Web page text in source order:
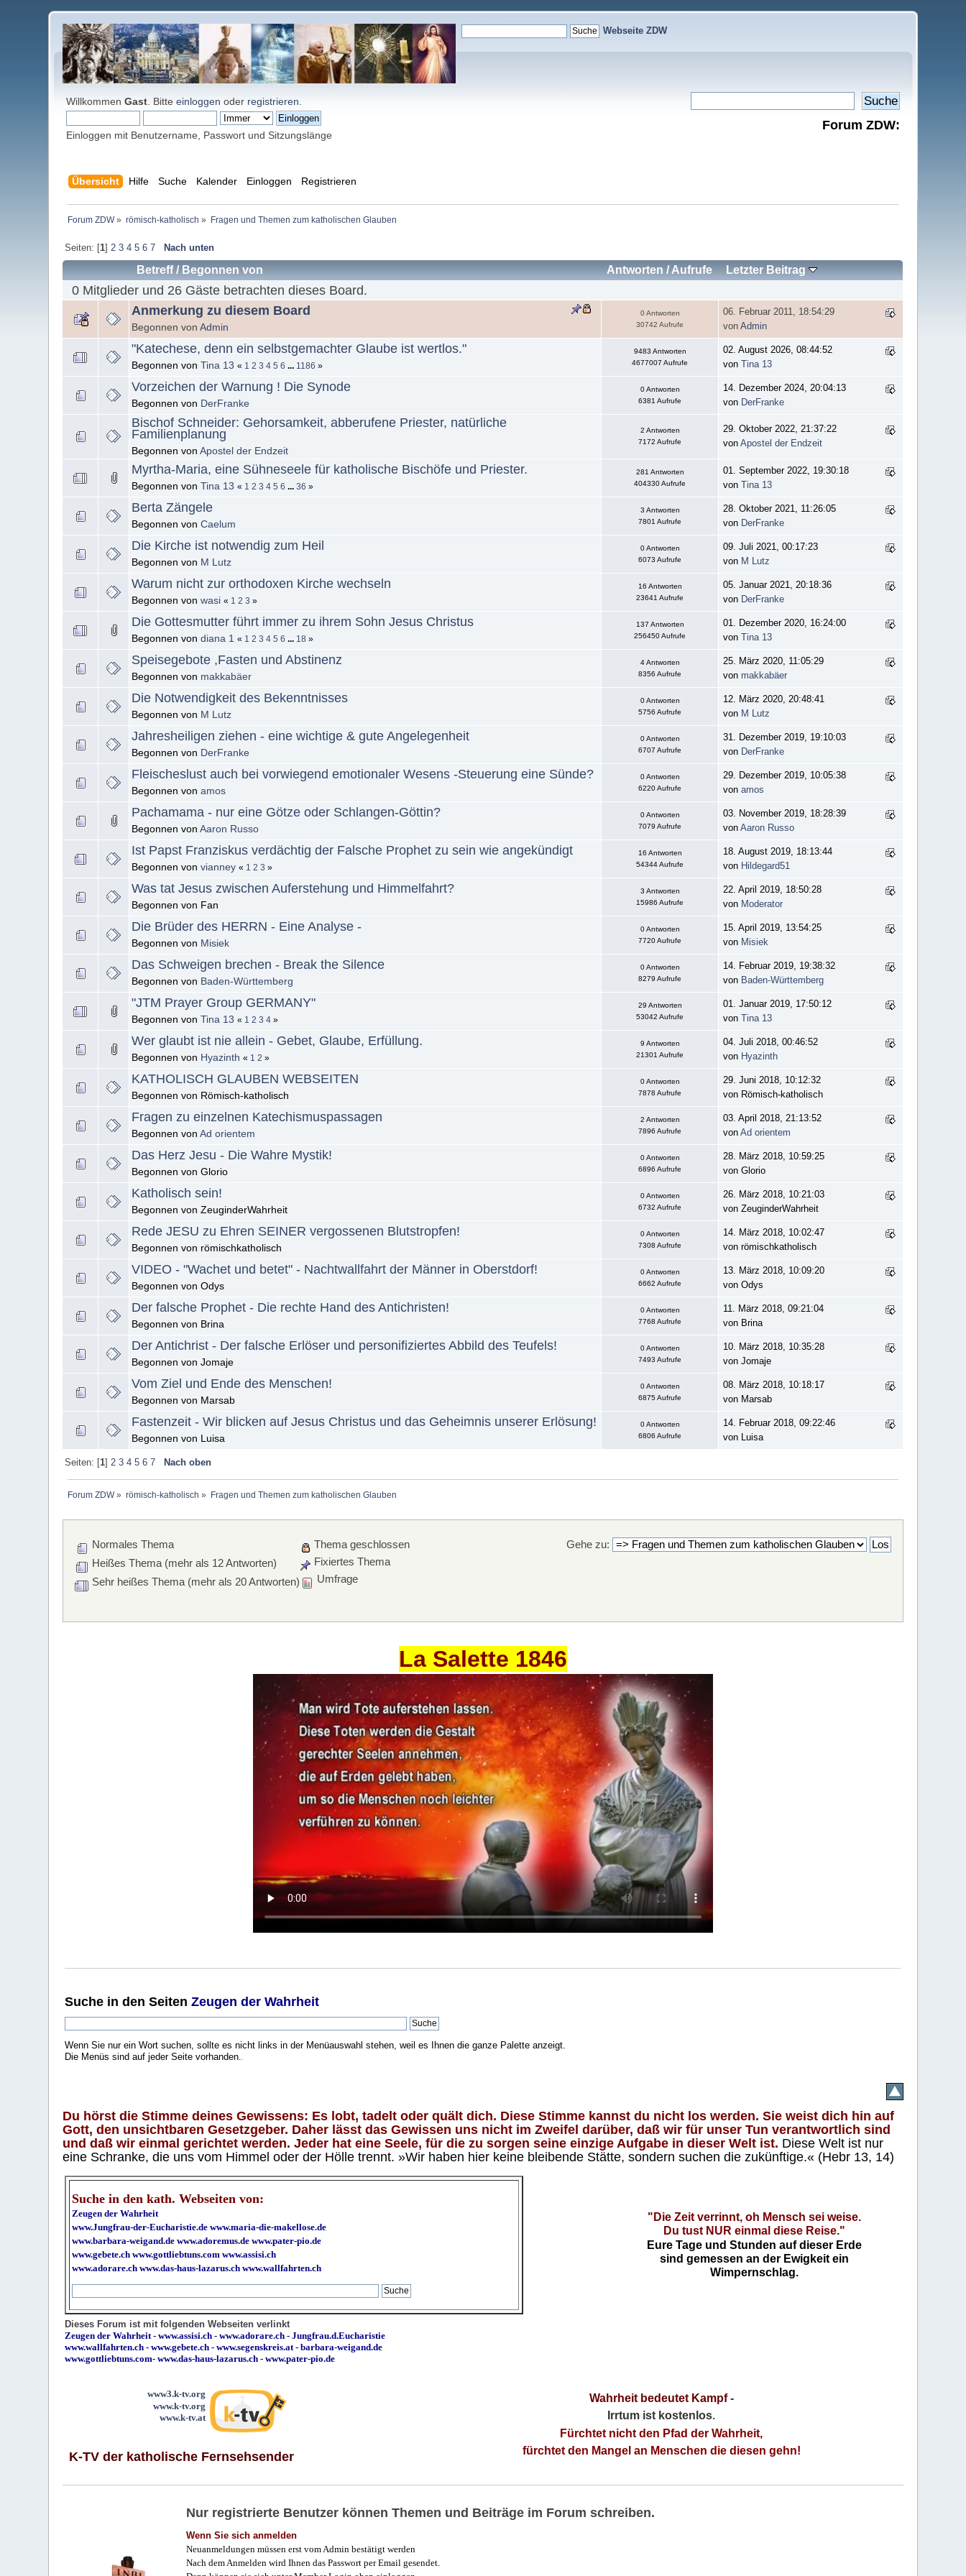
Webseite ZDW
WillkommenGast . Bitteeinloggen oder registrieren
Einloggen mit Benutzername, Passwort und Sitzungslänge
Forum ZDW:
Übersicht Hilfe Suche Kalender Einloggen Registrieren
Forum ZDW» römisch-katholisch » Fragen und Themen zum katholischen Glauben
Seiten: [1] 2 3 4 5 6 7 Nach unten
Betreff/ Begonnen von Antworten /Aufrufe Letzter Beitrag
0 Mitglieder und 26 Gäste betrachten dieses Board.
Anmerkung zu diesem Board
Begonnen vonAdmin
0 Antworten
30742 Aufrufe
06. Februar 2011, 18:54:29
vonAdmin
"Katechese, denn ein selbstgemachter Glaube ist wertlos."
Begonnen vonTina 13 « 1 2 3 4 5 6 ... 1186 »
9483 Antworten
4677007 Aufrufe
02. August 2026, 08:44:52
vonTina 13
Vorzeichen der Warnung ! Die Synode
Begonnen von DerFranke
0 Antworten
6381 Aufrufe
14. Dezember 2024, 20:04:13
von DerFranke
Bischof Schneider: Gehorsamkeit, abberufene Priester, natürliche
Familienplanung
Begonnen vonApostel der Endzeit
2 Antworten
7172 Aufrufe
29. Oktober 2022, 21:37:22
vonApostel der Endzeit
Myrtha-Maria, eine Sühneseele für katholische Bischöfe und Priester.
Begonnen vonTina 13 « 1 2 3 4 5 6 ...36 »
281 Antworten
404330 Aufrufe
01. September 2022, 19:30:18
vonTina 13
Berta Zängele
Begonnen vonCaelum
3 Antworten
7801 Aufrufe
28. Oktober 2021, 11:26:05
von DerFranke
Die Kirche ist notwendig zum Heil
Begonnen von M Lutz
0 Antworten
6073 Aufrufe
09. Juli 2021, 00:17:23
von M Lutz
Warum nicht zur orthodoxen Kirche wechseln
Begonnen vonwasi « 1 2 3 »
16 Antworten
23641 Aufrufe
05. Januar 2021, 20:18:36
von DerFranke
Die Gottesmutter führt immer zu ihrem Sohn Jesus Christus
Begonnen vondiana 1 « 1 2 3 4 5 6 ... 18 »
137 Antworten
256450 Aufrufe
01. Dezember 2020, 16:24:00
vonTina 13
Speisegebote ,Fasten und Abstinenz
Begonnen von makkabäer
4 Antworten
8356 Aufrufe
25. März 2020, 11:05:29
von makkabäer
Die Notwendigkeit des Bekenntnisses
Begonnen von M Lutz
0 Antworten
5756 Aufrufe
12. März 2020, 20:48:41
von M Lutz
Jahresheiligen ziehen - eine wichtige & gute Angelegenheit
Begonnen von DerFranke
0 Antworten
6707 Aufrufe
31. Dezember 2019, 19:10:03
von DerFranke
Fleischeslust auch bei vorwiegend emotionaler Wesens -Steuerung eine Sünde?
Begonnen vonamos
0 Antworten
6220 Aufrufe
29. Dezember 2019, 10:05:38
vonamos
Pachamama - nur eine Götze oder Schlangen-Göttin?
Begonnen vonAaron Russo
0 Antworten
7079 Aufrufe
03. November 2019, 18:28:39
vonAaron Russo
Ist Papst Franziskus verdächtig der Falsche Prophet zu sein wie angekündigt
Begonnen vonvianney « 1 2 3 »
16 Antworten
54344 Aufrufe
18. August 2019, 18:13:44
von Hildegard51
Was tat Jesus zwischen Auferstehung und Himmelfahrt?
Begonnen von Fan
3 Antworten
15986 Aufrufe
22. April 2019, 18:50:28
von Moderator
Die Brüder des HERRN - Eine Analyse -
Begonnen von Misiek
0 Antworten
7720 Aufrufe
15. April 2019, 13:54:25
von Misiek
Das Schweigen brechen - Break the Silence
Begonnen von Baden-Württemberg
0 Antworten
8279 Aufrufe
14. Februar 2019, 19:38:32
von Baden-Württemberg
"JTM Prayer Group GERMANY"
Begonnen vonTina 13 « 1 2 3 4 »
29 Antworten
53042 Aufrufe
01. Januar 2019, 17:50:12
vonTina 13
Wer glaubt ist nie allein - Gebet, Glaube, Erfüllung.
Begonnen von Hyazinth « 1 2 »
9 Antworten
21301 Aufrufe
04. Juli 2018, 00:46:52
von Hyazinth
KATHOLISCH GLAUBEN WEBSEITEN
Begonnen von Römisch-katholisch
0 Antworten
7878 Aufrufe
29. Juni 2018, 10:12:32
von Römisch-katholisch
Fragen zu einzelnen Katechismuspassagen
Begonnen vonAd orientem
2 Antworten
7896 Aufrufe
03. April 2018, 21:13:52
vonAd orientem
Das Herz Jesu - Die Wahre Mystik!
Begonnen von Glorio
0 Antworten
6896 Aufrufe
28. März 2018, 10:59:25
von Glorio
Katholisch sein!
Begonnen von ZeuginderWahrheit
0 Antworten
6732 Aufrufe
26. März 2018, 10:21:03
von ZeuginderWahrheit
Rede JESU zu Ehren SEINER vergossenen Blutstropfen!
Begonnen von römischkatholisch
0 Antworten
7308 Aufrufe
14. März 2018, 10:02:47
von römischkatholisch
VIDEO - "Wachet und betet" - Nachtwallfahrt der Männer in Oberstdorf!
Begonnen von Odys
0 Antworten
6662 Aufrufe
13. März 2018, 10:09:20
von Odys
Der falsche Prophet - Die rechte Hand des Antichristen!
Begonnen von Brina
0 Antworten
7768 Aufrufe
11. März 2018, 09:21:04
von Brina
Der Antichrist - Der falsche Erlöser und personifiziertes Abbild des Teufels!
Begonnen von Jomaje
0 Antworten
7493 Aufrufe
10. März 2018, 10:35:28
von Jomaje
Vom Ziel und Ende des Menschen!
Begonnen von Marsab
0 Antworten
6875 Aufrufe
08. März 2018, 10:18:17
von Marsab
Fastenzeit - Wir blicken auf Jesus Christus und das Geheimnis unserer Erlösung!
Begonnen von Luisa
0 Antworten
6806 Aufrufe
14. Februar 2018, 09:22:46
von Luisa
Seiten: [1] 2 3 4 5 6 7 Nach oben
Forum ZDW» römisch-katholisch » Fragen und Themen zum katholischen Glauben
Gehe zu:
Normales Thema
Heißes Thema (mehr als 12 Antworten)
Sehr heißes Thema (mehr als 20 Antworten)
Thema geschlossen
Fixiertes Thema
Umfrage
La Salette 1846
Suche in den SeitenZeugen der Wahrheit
Wenn Sie nur ein Wort suchen, sollte es nicht links in der Menüauswahl stehen, weil es Ihnen die ganze Palette anzeigt.
Die Menüs sind auf jeder Seite vorhanden.
Du hörst die Stimme deines Gewissens: Es lobt, tadelt oder quält dich. Diese Stimme kannst du nicht los werden. Sie weist dich hin auf
Gott, den unsichtbaren Gesetzgeber. Daher lässt das Gewissen uns nicht im Zweifel darüber, daß wir für unser Tun verantwortlich sind
und daß wir einmal gerichtet werden. Jeder hat eine Seele, für die zu sorgen seine einzige Aufgabe in dieser Welt ist. Diese Welt ist nur
eine Schranke, die uns vom Himmel oder der Hölle trennt. »Wir haben hier keine bleibende Stätte, sondern suchen die zukünftige.« (Hebr 13, 14)
Suche in den kath. Webseiten von:
Zeugen der Wahrheit
www.Jungfrau-der-Eucharistie.de www.maria-die-makellose.de
www.barbara-weigand.de www.adoremus.de www.pater-pio.de
www.gebete.ch www.gottliebtuns.com www.assisi.ch
www.adorare.ch www.das-haus-lazarus.ch www.wallfahrten.ch
"Die Zeit verrinnt, oh Mensch sei weise.
Du tust NUR einmal diese Reise."
Eure Tage und Stunden auf dieser Erde
sind gemessen an der Ewigkeit ein
Wimpernschlag.
Dieses Forum ist mit folgenden Webseiten verlinkt
Zeugen der Wahrheit -www.assisi.ch -www.adorare.ch -Jungfrau.d.Eucharistie
www.wallfahrten.ch -www.gebete.ch -www.segenskreis.at -barbara-weigand.de
www.gottliebtuns.com-www.das-haus-lazarus.ch - www.pater-pio.de
www3.k-tv.org
www.k-tv.org
www.k-tv.at
K-TV der katholische Fernsehsender
Wahrheit bedeutet Kampf-
Irrtum ist kostenlos.
Fürchtet nicht den Pfad der Wahrheit,
fürchtet den Mangel an Menschen die diesen gehn!
Nur registrierte Benutzer können Themen und Beiträge im Forum schreiben.
Wenn Sie sich anmelden
Neuanmeldungen müssen erst vom Admin bestätigt werden
Nach dem Anmelden wird Ihnen das Passwort per Email gesendet.